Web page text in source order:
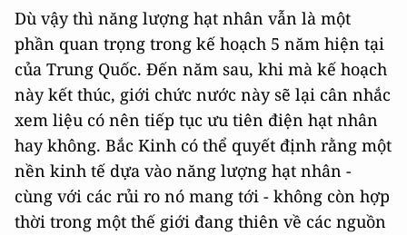
Dù vậy thì năng lượng hạt nhân vẫn là một
phần quan trọng trong kế hoạch 5 năm hiện tại
của Trung Quốc. Đến năm sau, khi mà kế hoạch
này kết thúc, giới chức nước này sẽ lại cân nhắc
xem liệu có nên tiếp tục ưu tiên điện hạt nhân
hay không. Bắc Kinh có thể quyết định rằng một
nền kinh tế dựa vào năng lượng hạt nhân -
cùng với các rủi ro nó mang tới - không còn hợp
thời trong một thế giới đang thiên về các nguồn